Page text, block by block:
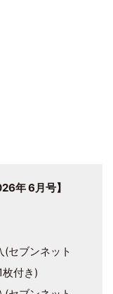
年 6月号】
(セブンネット
付き)